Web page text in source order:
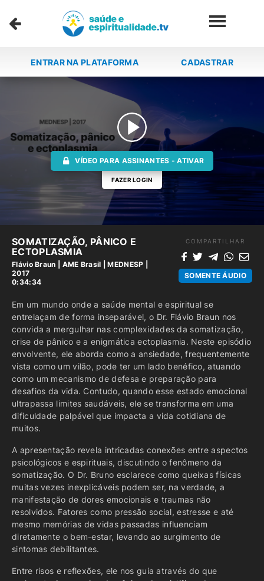
ENTRAR NA PLATAFORMA CADASTRAR
VÍDEO PARA ASSINANTES - ATIVAR
FAZER LOGIN
SOMATIZAÇÃO, PÂNICO E
ECTOPLASMIA
Flávio Braun AME Brasil |MEDNESP |
2017
0:34:34
COMPARTILHAR
SOMENTE ÁUDIO
Em um mundo onde a saúde mental e espiritual se
entrelaçam de forma inseparável, o Dr. Flávio Braun nos
convida a mergulhar nas complexidades da somatização,
crise de pânico e a enigmática ectoplasmia. Neste episódio
envolvente, ele aborda como a ansiedade, frequentemente
vista como um vilão, pode ter um lado benéfico, atuando
como um mecanismo de defesa e preparação para
desafios da vida. Contudo, quando esse estado emocional
ultrapassa limites saudáveis, ele se transforma em uma
dificuldade palpável que impacta a vida cotidiana de
muitos.
A apresentação revela intricadas conexões entre aspectos
psicológicos e espirituais, discutindo o fenômeno da
somatização. O Dr. Bruno esclarece como queixas físicas
muitas vezes inexplicáveis podem ser, na verdade, a
manifestação de dores emocionais e traumas não
resolvidos. Fatores como pressão social, estresse e até
mesmo memórias de vidas passadas influenciam
diretamente o bem-estar, levando ao surgimento de
sintomas debilitantes.
Entre risos e reflexões, ele nos guia através do que